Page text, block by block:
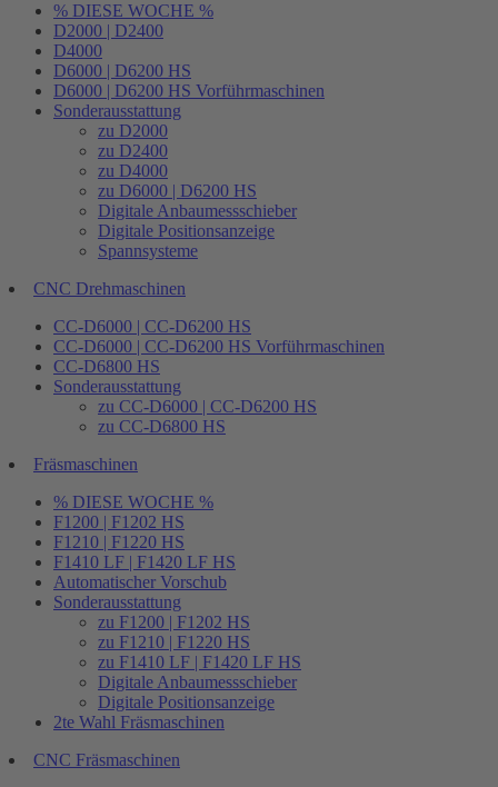
% DIESE WOCHE %
D2000 | D2400
D4000
D6000 | D6200 HS
D6000 | D6200 HS Vorführmaschinen
Sonderausstattung
zu D2000
zu D2400
zu D4000
zu D6000 | D6200 HS
Digitale Anbaumessschieber
Digitale Positionsanzeige
Spannsysteme
CNC Drehmaschinen
CC-D6000 | CC-D6200 HS
CC-D6000 | CC-D6200 HS Vorführmaschinen
CC-D6800 HS
Sonderausstattung
zu CC-D6000 | CC-D6200 HS
zu CC-D6800 HS
Fräsmaschinen
% DIESE WOCHE %
F1200 | F1202 HS
F1210 | F1220 HS
F1410 LF | F1420 LF HS
Automatischer Vorschub
Sonderausstattung
zu F1200 | F1202 HS
zu F1210 | F1220 HS
zu F1410 LF | F1420 LF HS
Digitale Anbaumessschieber
Digitale Positionsanzeige
2te Wahl Fräsmaschinen
CNC Fräsmaschinen